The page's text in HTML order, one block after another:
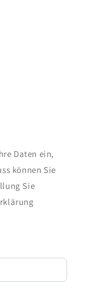
Daten ein,
können Sie
Sie